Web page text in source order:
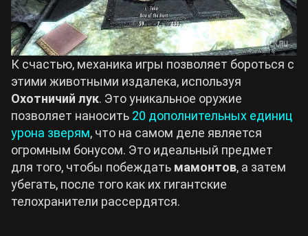
К счастью, механика игры позволяет бороться с
этими животными издалека, используя
Охотничий лук. Это уникальное оружие
позволяет наносить 20 дополнительных единиц
урона зверям, что на самом деле является
огромным бонусом. Это идеальный предмет
для того, чтобы побеждать мамонтов, а затем
убегать, после того как их гигантские
телохранители рассердятся.